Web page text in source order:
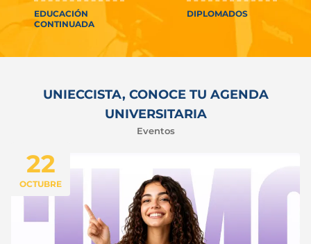
EDUCACIÓN
CONTINUADA
DIPLOMADOS
UNIECCISTA, CONOCE TU AGENDA
UNIVERSITARIA
Eventos
22
OCTUBRE